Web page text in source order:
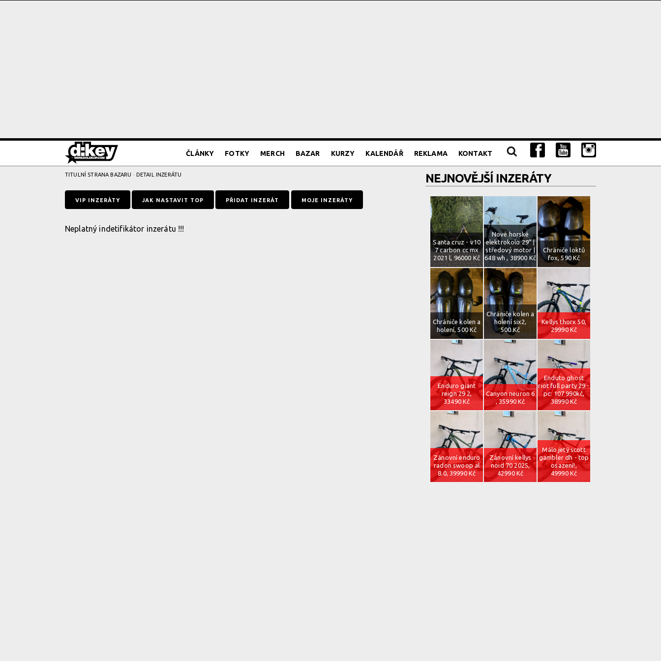
ČLÁNKY FOTKY MERCH BAZAR KURZY KALENDÁŘ REKLAMA KONTAKT
TITULNÍ STRANA BAZARU · DETAIL INZERÁTU
VIP INZERÁTY JAK NASTAVIT TOP PŘIDAT INZERÁT MOJE INZERÁTY
Neplatný indetifikátor inzerátu !!!
NEJNOVĚJŠÍ INZERÁTY
Santa cruz - v10
7 carbon cc mx
2021 l, 96000 Kč
Nové horské
elektrokolo 29” |
středový motor |
648 wh , 38900 Kč
Chrániče loktů
fox, 590 Kč
Chrániče kolen a
holení, 500 Kč
Chrániče kolen a
holení six2,
500 Kč
Kellys thorx 50,
29990 Kč
Enduro giant
reign 29 2,
33490 Kč
Canyon neuron 6
, 35990 Kč
Enduto ghost
riot full party 29 -
pc: 107 990kč,
38990 Kč
Zánovní enduro
radon swoop al
8.0, 39990 Kč
Zánovní kellys
noid 70 2025,
42990 Kč
Málo jetý scott
gambler dh - top
osazení!,
49990 Kč